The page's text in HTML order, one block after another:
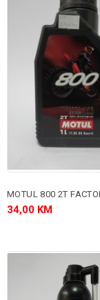
MOTUL 800 2T
34,00 KM